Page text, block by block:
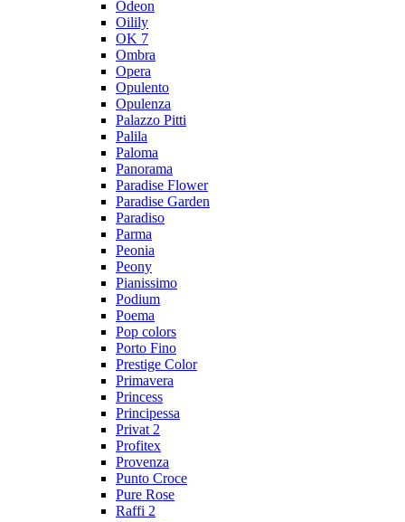
Odeon
Oilily
OK 7
Ombra
Opera
Opulento
Opulenza
Palazzo Pitti
Palila
Paloma
Panorama
Paradise Flower
Paradise Garden
Paradiso
Parma
Peonia
Peony
Pianissimo
Podium
Poema
Pop colors
Porto Fino
Prestige Color
Primavera
Princess
Principessa
Privat 2
Profitex
Provenza
Punto Croce
Pure Rose
Raffi 2